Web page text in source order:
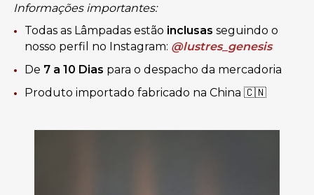
Informações importantes:
Todas as Lâmpadas estão inclusas seguindo o
nosso perfil no Instagram: @lustres_genesis​
De 7 a 10 Dias para o despacho da mercadoria
Produto importado fabricado na China 🇨🇳